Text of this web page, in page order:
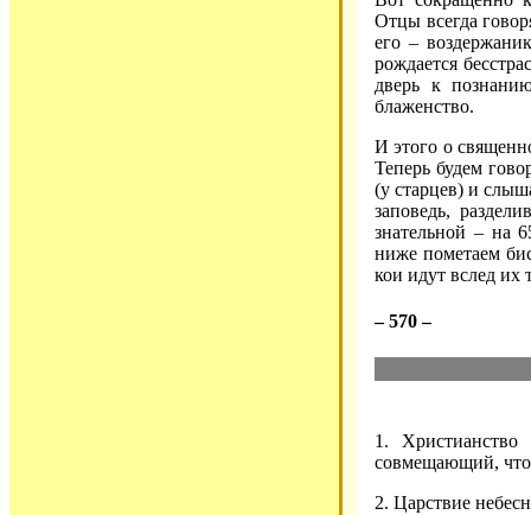
Отцы всегда
его –
рождается
дверь к
блаженство.
И этого о
Теперь будем
(у старцев) и
заповедь,
знательной – на
ниже пометаем
кои идут вслед
– 570 –
1.
совмещающий, что
2. Царствие